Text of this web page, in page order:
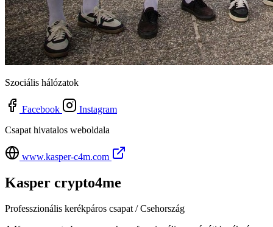
Szociális hálózatok
Facebook
Instagram
Csapat hivatalos weboldala
www.kasper-c4m.com
Kasper crypto4me
Professzionális kerékpáros csapat / Csehország